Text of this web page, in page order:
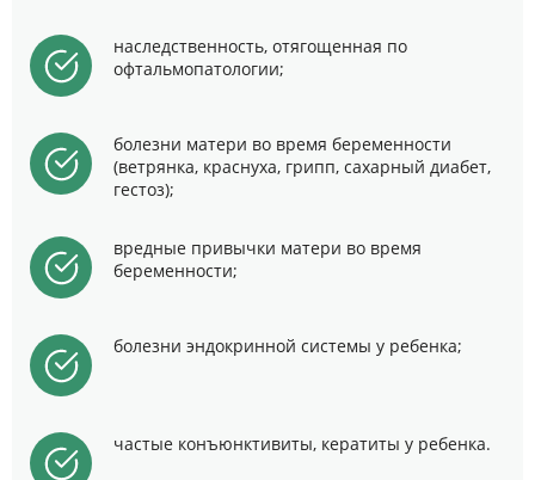
наследственность, отягощенная по
офтальмопатологии;
болезни матери во время беременности
(ветрянка, краснуха, грипп, сахарный диабет,
гестоз);
вредные привычки матери во время
беременности;
болезни эндокринной системы у ребенка;
частые конъюнктивиты, кератиты у ребенка.